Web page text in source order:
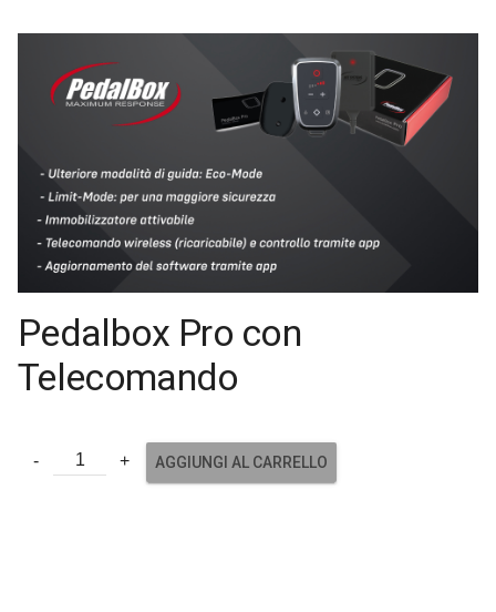
Pedalbox Pro con
Telecomando
AGGIUNGI AL CARRELLO